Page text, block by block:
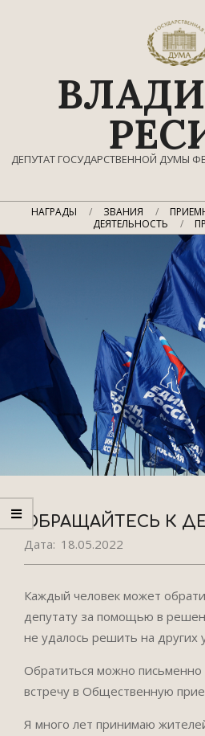
ДЕПУТАТ ГОСУДАРСТВЕННОЙ ДУМЫ
Главное
меню
НАГРАДЫ ЗВАНИЯ
ДЕЯТЕЛЬНОСТЬ
ОБРАЩАЙТЕСЬ К
Дата: 18.05.2022
Каждый человек может
депутату за помощью в
не удалось решить на других
Обратиться можно письменно
встречу в Общественную
Я много лет принимаю